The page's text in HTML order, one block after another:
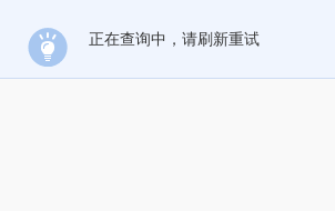
正在查询中，请刷新重试